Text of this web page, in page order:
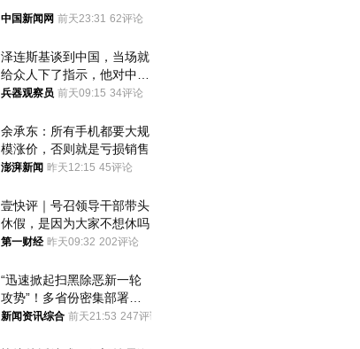
中国新闻网 前天23:31 62评论
泽连斯基谈到中国，当场就
给众人下了指示，他对中国
和中乌关系，显然又有了新
兵器观察员 前天09:15 34评论
余承东：所有手机都要大规
模涨价，否则就是亏损销售
澎湃新闻 昨天12:15 45评论
壹快评｜号召领导干部带头
休假，是因为大家不想休吗
第一财经 昨天09:32 202评论
“迅速掀起扫黑除恶新一轮
攻势”！多省份密集部署，
公布举报方式
新闻资讯综合 前天21:53 247评论